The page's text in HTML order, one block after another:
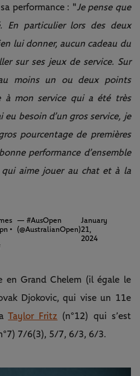
performance : "Je pense que
En particulier lors des deux
lui donner, aucun cadeau du
sur ses jeux de service. Sur
moins un ou deux points
à mon service qui a été très
eu besoin d’un gros service, je
pourcentage de premières
performance d’ensemble
aime jouer au chat et à la
•
— #AusOpen
(@AustralianOpen)
January
21,
2024
en Grand Chelem (il égale le
Djokovic, qui vise un 11e
Taylor Fritz (n°12) qui s’est
7/6(3), 5/7, 6/3, 6/3.